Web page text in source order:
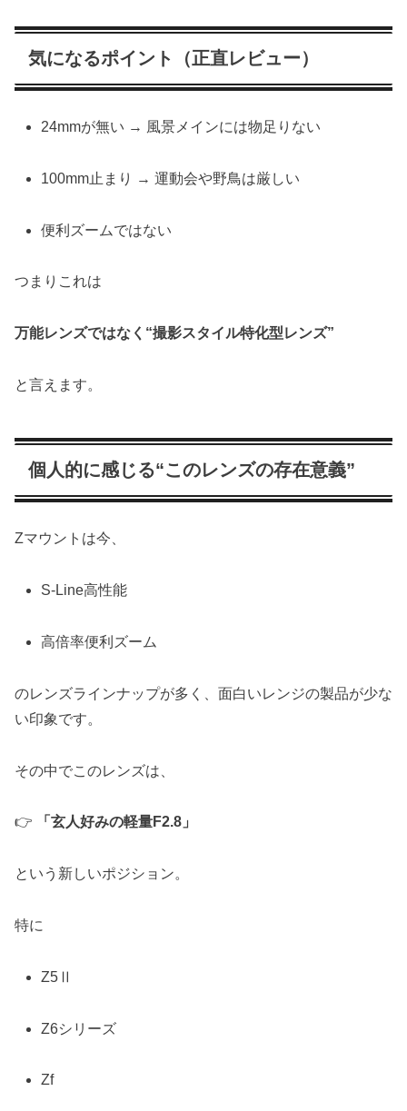
気になるポイント（正直レビュー）
24mmが無い → 風景メインには物足りない
100mm止まり → 運動会や野鳥は厳しい
便利ズームではない
つまりこれは
万能レンズではなく“撮影スタイル特化型レンズ”
と言えます。
個人的に感じる“このレンズの存在意義”
Zマウントは今、
S-Line高性能
高倍率便利ズーム
のレンズラインナップが多く、面白いレンジの製品が少な
い印象です。
その中でこのレンズは、
👉 「玄人好みの軽量F2.8」
という新しいポジション。
特に
Z5Ⅱ
Z6シリーズ
Zf